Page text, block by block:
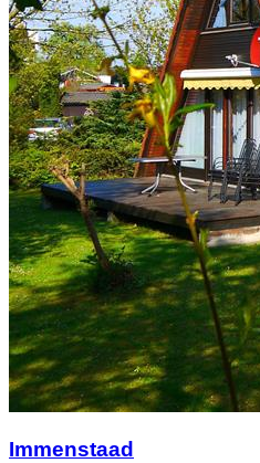
Immenstaad